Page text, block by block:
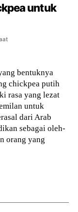
untuk
bentuknya
chickpea putih
rasa yang lezat
untuk
dari Arab
sebagai oleh-
orang yang